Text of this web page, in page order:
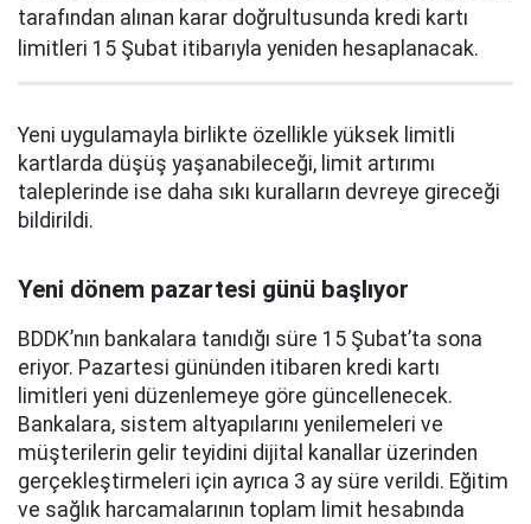
tarafından alınan karar doğrultusunda kredi kartı
limitleri 15 Şubat itibarıyla yeniden hesaplanacak.
Yeni uygulamayla birlikte özellikle yüksek limitli
kartlarda düşüş yaşanabileceği, limit artırımı
taleplerinde ise daha sıkı kuralların devreye gireceği
bildirildi.
Yeni dönem pazartesi günü başlıyor
BDDK’nın bankalara tanıdığı süre 15 Şubat’ta sona
eriyor. Pazartesi gününden itibaren kredi kartı
limitleri yeni düzenlemeye göre güncellenecek.
Bankalara, sistem altyapılarını yenilemeleri ve
müşterilerin gelir teyidini dijital kanallar üzerinden
gerçekleştirmeleri için ayrıca 3 ay süre verildi. Eğitim
ve sağlık harcamalarının toplam limit hesabında